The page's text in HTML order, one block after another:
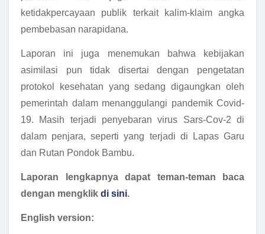
ketidakpercayaan publik terkait kalim-klaim angka
pembebasan narapidana.
Laporan ini juga menemukan bahwa kebijakan
asimilasi pun tidak disertai dengan pengetatan
protokol kesehatan yang sedang digaungkan oleh
pemerintah dalam menanggulangi pandemik Covid-
19. Masih terjadi penyebaran virus Sars-Cov-2 di
dalam penjara, seperti yang terjadi di Lapas Garu
dan Rutan Pondok Bambu.
Laporan lengkapnya dapat teman-teman baca
dengan mengklik di sini.
English version: